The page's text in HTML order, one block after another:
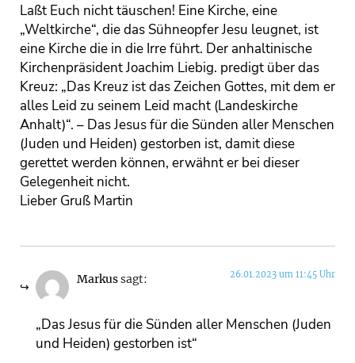
Laßt Euch nicht täuschen! Eine Kirche, eine
„Weltkirche“, die das Sühneopfer Jesu leugnet, ist
eine Kirche die in die Irre führt. Der anhaltinische
Kirchenpräsident Joachim Liebig. predigt über das
Kreuz: „Das Kreuz ist das Zeichen Gottes, mit dem er
alles Leid zu seinem Leid macht (Landeskirche
Anhalt)“. – Das Jesus für die Sünden aller Menschen
(Juden und Heiden) gestorben ist, damit diese
gerettet werden können, erwähnt er bei dieser
Gelegenheit nicht.
Lieber Gruß Martin
Markussagt: 26.01.2023 um 11:45 Uhr
„Das Jesus für die Sünden aller Menschen (Juden
und Heiden) gestorben ist“